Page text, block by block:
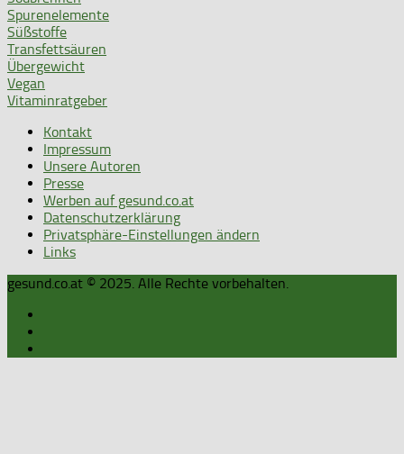
Spurenelemente
Süßstoffe
Transfettsäuren
Übergewicht
Vegan
Vitaminratgeber
Kontakt
Impressum
Unsere Autoren
Presse
Werben auf gesund.co.at
Datenschutzerklärung
Privatsphäre-Einstellungen ändern
Links
gesund.co.at © 2025. Alle Rechte vorbehalten.